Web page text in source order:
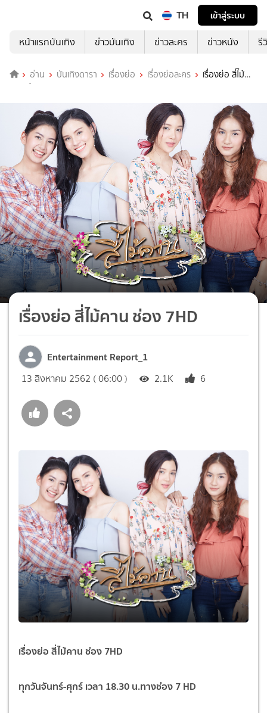
TH
เข้าสู่ระบบ
หน้าแรกบันเทิง
ข่าวบันเทิง ข่าวละคร ข่าวหนัง รี
อ่าน บันเทิงดารา เรื่องย่อ เรื่องย่อละคร
เรื่องย่อ สี่ไม้
คาน ช่อง 7HD
เรื่องย่อ สี่ไม้คาน ช่อง 7HD
Entertainment Report_1
13 สิงหาคม 2562 ( 06:00 ) 2.1K 6
เรื่องย่อ สี่ไม้คาน ช่อง 7HD
ทุกวันจันทร์-ศุกร์ เวลา 18.30 น.ทางช่อง 7 HD